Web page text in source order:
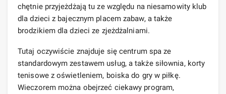
chętnie przyjeżdżają tu ze względu na niesamowity klub
dla dzieci z bajecznym placem zabaw, a także
brodzikiem dla dzieci ze zjeżdżalniami.
Tutaj oczywiście znajduje się centrum spa ze
standardowym zestawem usług, a także siłownia, korty
tenisowe z oświetleniem, boiska do gry w piłkę.
Wieczorem można obejrzeć ciekawy program,